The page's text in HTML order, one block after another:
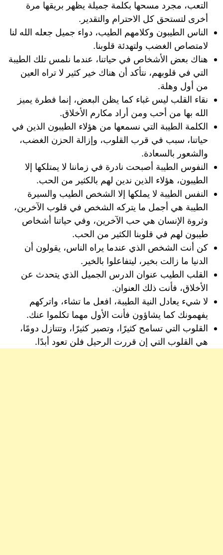
التعب، مجرد مسحها بكلمة جميلة يظهر بريقها مرة
أخرى لتستحق كل الاحترام والتقدير.
الناس الطيبون وكلامهم الطيب، دواء جميل جعله الله لنا
لامتصاص الغضب ولتهدئة قلوبنا.
هناك بعض الأشخاص في حياتنا، عندما نلمس تلك الطيبة
التي في قلوبهم، نتأكد أن هناك خير كثير لا تراه العين
من أول وهلة.
نقاء القلب ليس غباء كما يظن البعض، إنما فطرة يميز
الله بها من أحب ومن أراد مكارم الأخلاق.
الكلمة الطيبة التي نسمعها من هؤلاء الطيبون الذين في
حياتنا، سبب في قرب القلوب، وإزالة الحزن الغضب،
والشعور بالسعادة.
النفوس الطيبة أصبحت نادرة في زماننا لا يمتلكها إلا
الطيبون، هؤلاء الذين ندين لهم بالكثير من الحب.
النفس الطيبة لا يملكها إلا الشخص الطيب والسيرة
الطيبة هي أجمل ما يتركه الشخص في قلوب الآخرين،
وثروة الإنسان هي حب الآخرين، وفي حياتنا أشخاص
طيبون لهم في قلوبنا الكثير من الحب.
كن أنت الشخص الذي عندما يراه الناس، يقولون أن
الدنيا ما زالت بخير، ليتفاعلوا بالخير.
القلب الطيب عنوان الدرس الجميل الذي يتحدث عن
الأخلاق، فأنت ذلك العنوان.
لا شيء يعادل النية الطيبة، افعل ما تشاء، واتركهم
يفهمونك كما يشاؤون فأنت الأول مهما تكلموا عنك.
القلوب التي تسامح كثيرًا، وتصبر كثيرًا، وتتنازل دومًا،
هي القلوب التي إن قررت الرحيل فلن تعود أبدًا.